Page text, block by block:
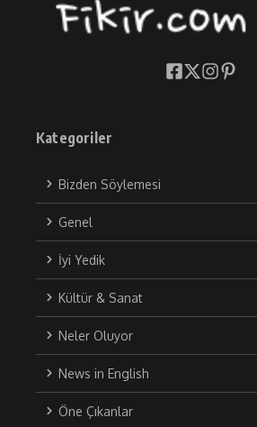
Kategoriler
Bizden Söylemesi
Genel
İyi Yedik
Kültür & Sanat
Neler Oluyor
News in English
Öne Çıkanlar